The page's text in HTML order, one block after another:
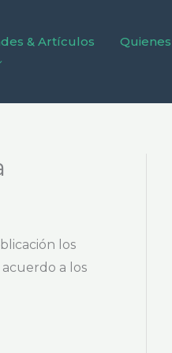
& Artículos
los
a los